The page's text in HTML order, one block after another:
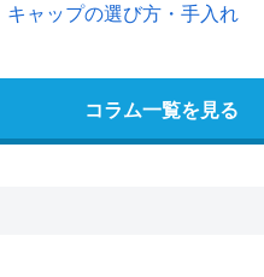
キャップの選び方・手入れ
コラム一覧を見る